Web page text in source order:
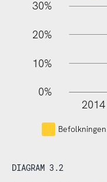
30%
20%
10%
0%
2014
Befolkningen
DIAGRAM 3.2